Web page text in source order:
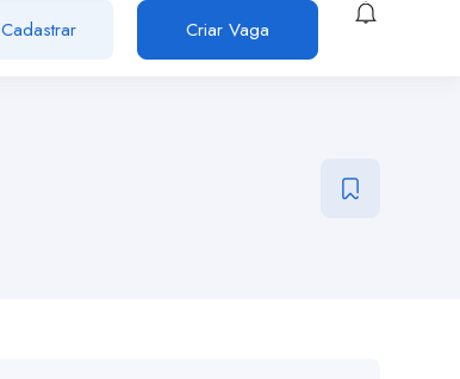
Cadastrar Criar Vaga